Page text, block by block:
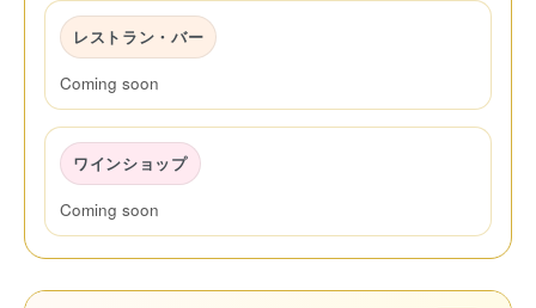
レストラン・バー
Coming soon
ワインショップ
Coming soon